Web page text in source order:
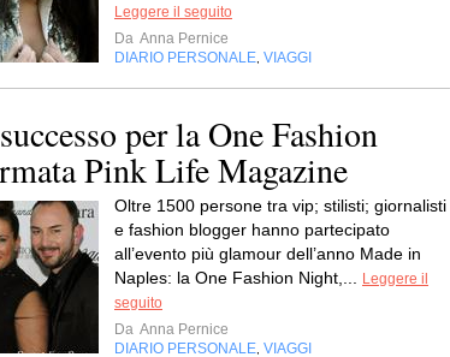
Leggere il seguito
Da Anna Pernice
DIARIO PERSONALE VIAGGI
per la One Fashion
Pink Life Magazine
Oltre 1500 persone tra vip; stilisti; giornalisti
e fashion blogger hanno partecipato
all’evento più glamour dell’anno Made in
Naples: la One Fashion Night,...
Leggere il
seguito
Da Anna Pernice
DIARIO PERSONALE VIAGGI